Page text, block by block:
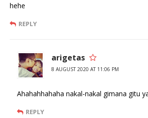
hehe
REPLY
arigetas
8 AUGUST 2020 AT 11:06 PM
Ahahahhahaha nakal-nakal gimana gitu
REPLY